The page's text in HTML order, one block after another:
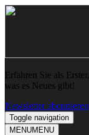
Skip
Skip
Erfahren Sie als Erster,
was es Neues gibt!
Newsletter abonnieren
Toggle navigation
MENUMENU